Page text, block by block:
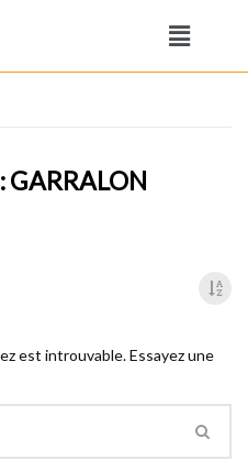
GARRALON
est introuvable. Essayez une